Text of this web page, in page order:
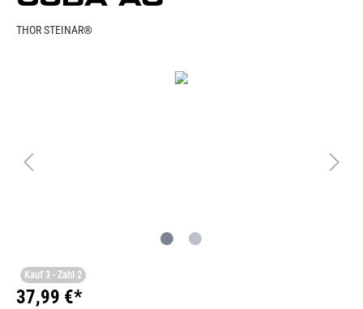
THOR STEINAR®
Kauf 3 - Zahl 2
37,99 €*